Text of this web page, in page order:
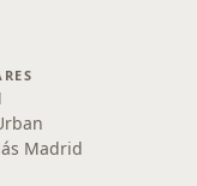
Madrid